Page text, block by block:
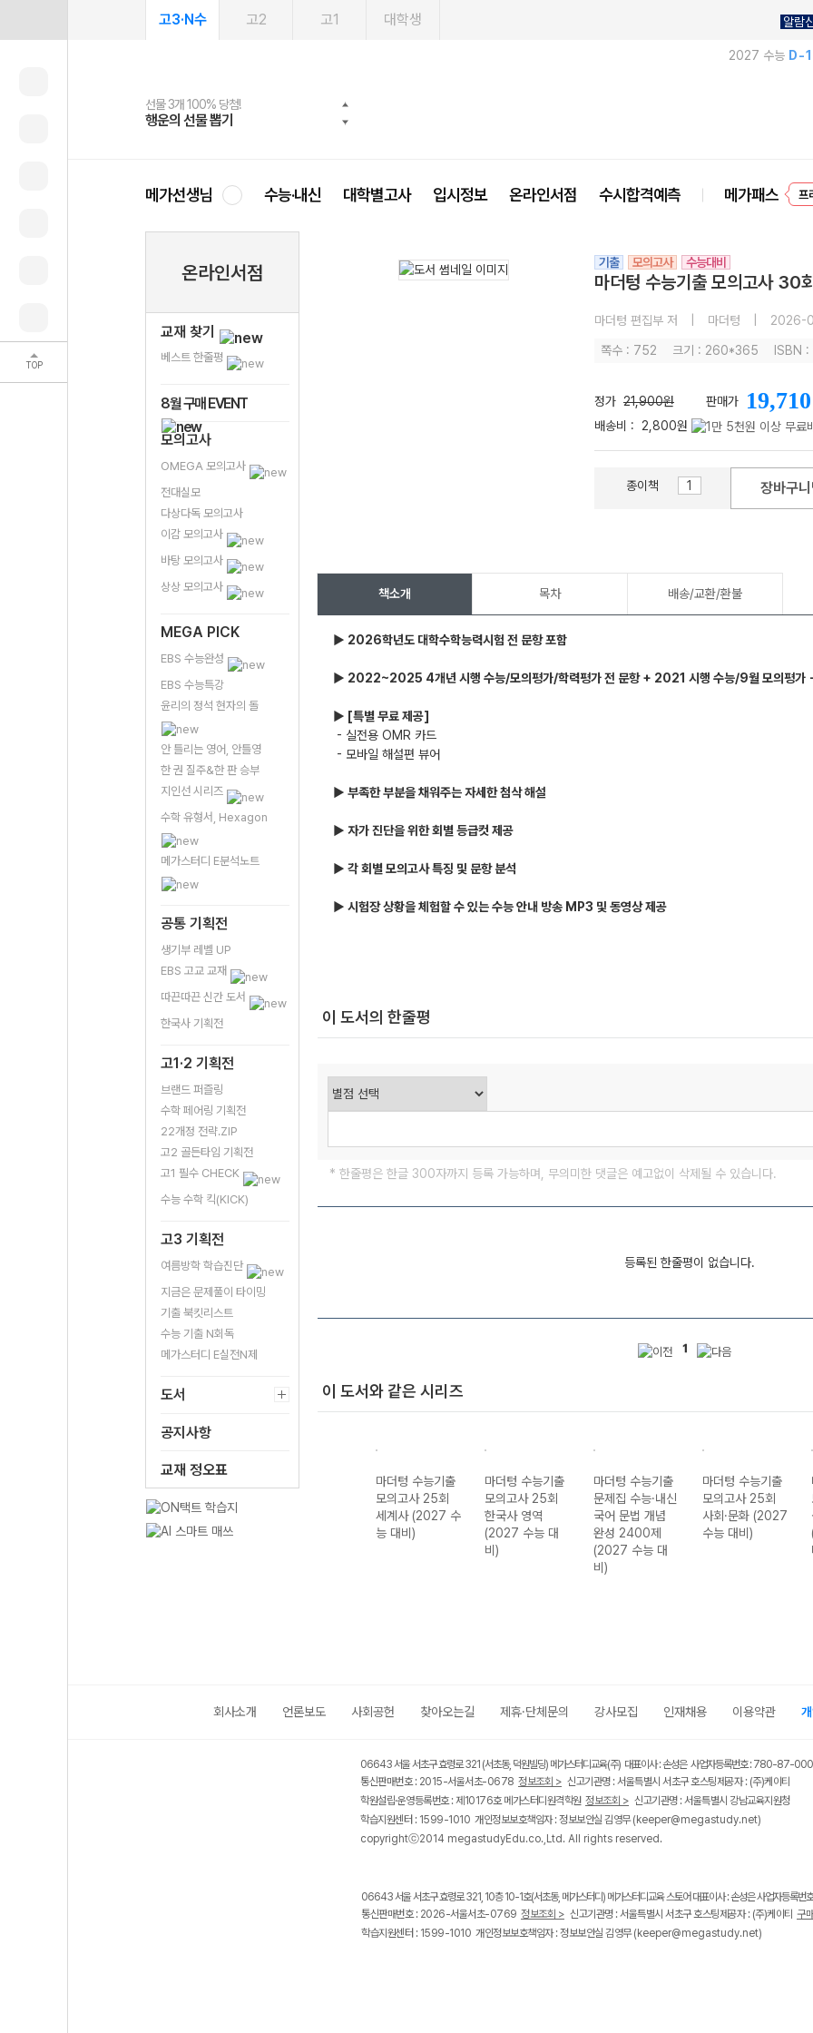
TOP
고3·N수 고2 고1 대학생 알람
2027 수능 D-
선물 3개 100% 당첨!
행운의 선물 뽑기
선물 100% 증정!
메가스터디 X 올리브
여름방학 스터디 캐시백
메가런 썸머스쿨
2027 러셀 단과
강사 공개선발
스마트러닝앱
설문 EVENT
메가패스
3일 무료 체험권
메가패스 수강생 무료혜택!
메가클럽 멤버십
사회공헌 캠페인
희망이룸 메가나눔
메가선생님 수능·내신 대학별고사 입시정보 온라인서점 수시합격예측 메가패스
프
온라인서점
교재 찾기
베스트 한줄평
8월 구매 EVENT
모의고사
OMEGA 모의고사
전대실모
다상다독 모의고사
이감 모의고사
바탕 모의고사
상상 모의고사
MEGA PICK
EBS 수능완성
EBS 수능특강
윤리의 정석 현자의 돌
안 틀리는 영어, 안틀영
한 권 질주&한 판 승부
지인선 시리즈
수학 유형서, Hexagon
메가스터디 E분석노트
공통 기획전
생기부 레벨 UP
EBS 고교 교재
따끈따끈 신간 도서
한국사 기획전
고1·2 기획전
브랜드 퍼즐링
수학 페어링 기획전
22개정 전략.ZIP
고2 골든타임 기획전
고1 필수 CHECK
수능 수학 킥(KICK)
고3 기획전
여름방학 학습진단
지금은 문제풀이 타이밍
기출 북킷리스트
수능 기출 N회독
메가스터디 E실전N제
도서
공지사항
교재 정오표
기출 모의고사 수능대비
마더텅 수능기출 모의고사
마더텅 편집부 저 마더텅 2026-
쪽수 : 752 크기 : 260*365 ISBN
정가 21,900원 판매가 19,710
배송비 : 2,800원
종이책 장바구니
책소개 목차 배송/교환/환불
▶ 2026학년도 대학수학능력시험 전 문항 포함
▶ 2022~2025 4개년 시행 수능/모의평가/학력평가 전 문항+ 2021 시행 수능/9월 모의평
▶ [특별 무료 제공]
- 실전용 OMR 카드
- 모바일 해설편 뷰어
▶ 부족한 부분을 채워주는 자세한 첨삭 해설
▶ 자가 진단을 위한 회별 등급컷 제공
▶ 각 회별 모의고사 특징 및 문항 분석
▶ 시험장 상황을 체험할 수 있는 수능 안내 방송 MP3 및 동영상 제공
이 도서의 한줄평
* 한줄평은 한글 300자까지 등록 가능하며, 무의미한 댓글은 예고없이 삭제될 수 있습니다.
등록된 한줄평이 없습니다.
1
이 도서와 같은 시리즈
마더텅 수능기출
모의고사 25회
세계지리 (2027
수능 대비)
마더텅 수능기출
모의고사 25회
세계사 (2027 수
능 대비)
마더텅 수능기출
모의고사 25회
한국사 영역
(2027 수능 대
비)
마더텅 수능기출
문제집 수능·내신
국어 문법 개념
완성 2400제
(2027 수능 대
비)
마더텅 수능기출
모의고사 25회
사회·문화 (2027
수능 대비)
회사소개 언론보도 사회공헌 찾아오는길 제휴·단체문의 강사모집 인재채용 이용약관
06643 서울 서초구 효령로 321 (서초동, 덕원빌딩) 메가스터디교육(주) 대표이사 : 손성은 사업자등록번호 : 780-87-
통신판매번호 : 2015-서울서초-0678 정보조회 > 신고기관명 : 서울특별시 서초구 호스팅제공자 : (주)케이티
학원설립·운영등록번호 : 제10176호 메가스터디원격학원 정보조회 > 신고기관명 : 서울특별시 강남교육지원청
학습지원센터 : 1599-1010 개인정보보호책임자 : 정보보안실 김영무(keeper@megastudy.net)
copyrightⓒ2014 megastudyEdu.co.,Ltd. All rights reserved.
06643 서울 서초구 효령로 321, 10층 10-1호(서초동, 메가스터디) 메가스터디교육 스토어 대표이사 : 손성은 사업자등
통신판매번호 : 2026-서울서초-0769 정보조회 > 신고기관명 : 서울특별시 서초구 호스팅제공자 : (주)케이티 구
학습지원센터 : 1599-1010 개인정보보호책임자 : 정보보안실 김영무(keeper@megastudy.net)